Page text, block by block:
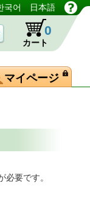
국어 日本語
カート
0
マイページ
要です。